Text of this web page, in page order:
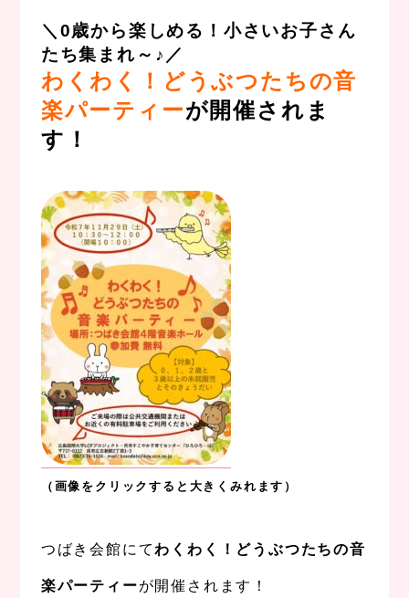
＼0歳から楽しめる！小さいお子さん
たち集まれ～♪／
わくわく！どうぶつたちの音
楽パーティーが開催されま
す！
（画像をクリックすると大きくみれます）
つばき会館にてわくわく！どうぶつたちの音
楽パーティーが開催されます！